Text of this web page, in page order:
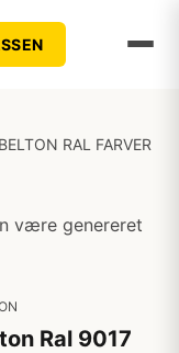
BELTON RAL FARVER
være genereret
Ral 9017